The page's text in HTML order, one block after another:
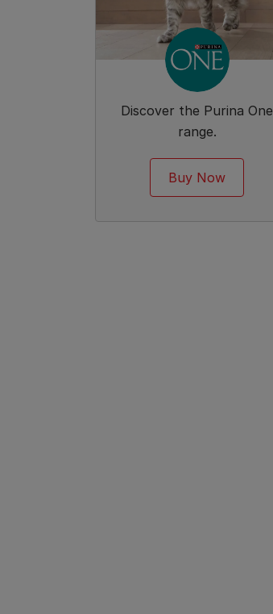
Discover the Purina One
range.
Buy Now